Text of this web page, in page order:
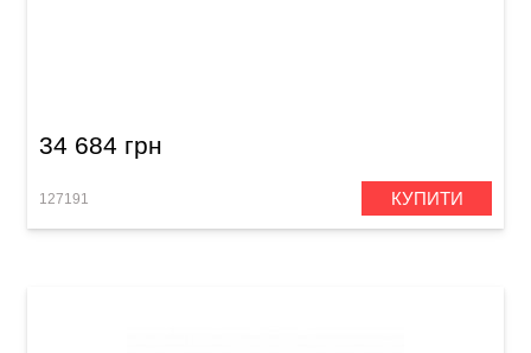
34 684 грн
127191 КУПИТИ